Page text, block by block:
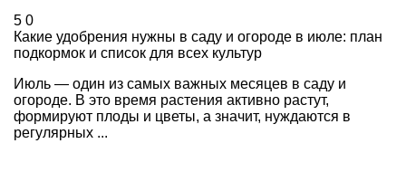
5 0
Какие удобрения нужны в саду и огороде в июле: план
подкормок и список для всех культур
Июль — один из самых важных месяцев в саду и
огороде. В это время растения активно растут,
формируют плоды и цветы, а значит, нуждаются в
регулярных ...